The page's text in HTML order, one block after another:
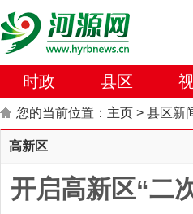
时政 县区
您的当前位置： 主页 > 县区新
高新区
开启高新区“二